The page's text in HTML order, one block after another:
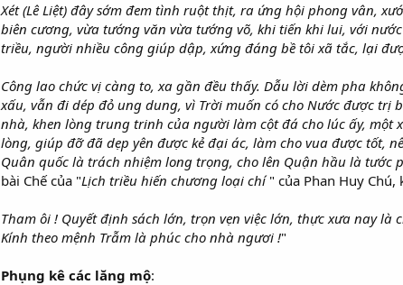
Xét (Lê Liệt) đây sớm đem tình ruột thịt, ra ứng hội phong vân,
biên cương, vừa tướng văn vừa tướng võ, khi tiến khi lui, với
triều, người nhiều công giúp dập, xứng đáng bề tôi xã tắc, lại
Công lao chức vị càng to, xa gần đều thấy. Dẫu lời dèm pha
xấu, vẫn đi dép đỏ ung dung, vì Trời muốn có cho Nước được
nhà, khen lòng trung trinh của người làm cột đá cho lúc ấy,
lòng, giúp đỡ đã dẹp yên được kẻ đại ác, làm cho vua được tốt,
Quân quốc là trách nhiệm long trọng, cho lên Quận hầu là tước
bài Chế của "Lịch triều hiến chương loại chí" của Phan Huy
Tham ôi ! Quyết định sách lớn, trọn vẹn việc lớn, thực xưa nay
Kính theo mệnh Trẫm là phúc cho nhà ngươi !"
Phụng kê các lăng mộ: